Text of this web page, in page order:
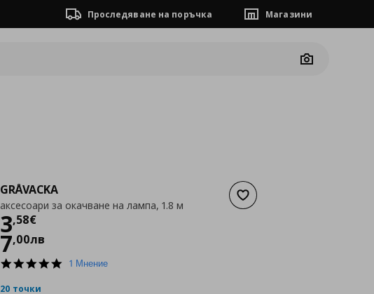
Проследяване на поръчка Магазини
Camera
Добави към списъка с
GRÅVACKA
аксесоари за окачване на лампа, 1.8 м
3,58€
Цена
7,00лв
5.01 Мнение
20 точки